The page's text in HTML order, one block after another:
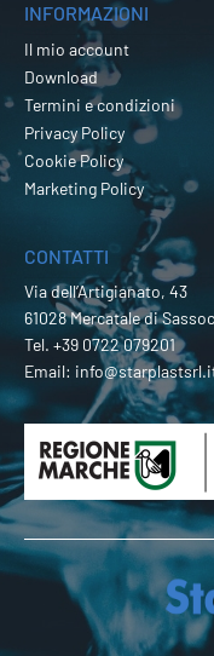
INFORMAZIONI
Il mio account
Download
Termini e condizioni
Privacy Policy
Cookie Policy
Marketing Policy
CONTATTI
Via dell’Artigianato, 43
61028 Mercatale di
Tel. +39 0722 079201
Email: